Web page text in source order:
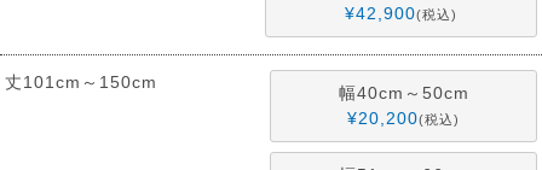
¥42,900 税込
丈101cm～150cm
幅40cm～50cm
¥20,200 税込